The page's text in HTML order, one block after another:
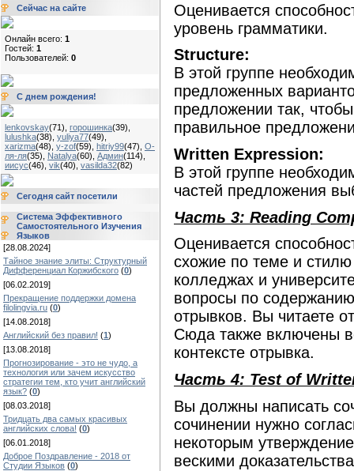
Сейчас на сайте
Онлайн всего: 1
Гостей: 1
Пользователей: 0
С днем рождения!
lenkovskay(71) горошинка(39)
lulushka(38) yuliya77(49)
xarizma(48) y-zof(59) hitriy99(47) О-
ля-ля(35) Natalya(60) Админ(114)
иисус(46) vik(40) vasilda32(82)
Сегодня сайт посетили
Система Эффективного
Самостоятельного Изучения
Языков
[28.08.2024]
Тайное знание элиты: Структурный
Дифференциал Коржибского (0)
[06.02.2019]
Прекращение поддержки домена
filolingvia.ru (0)
[14.08.2018]
Английский без правил! (1)
[13.08.2018]
Прогнозирование - это не чудо, а
технология или зачем искусство
стратегии тем, кто учит английский
язык? (0)
[08.03.2018]
Тридцать два самых красивых
английских слова! (0)
[06.01.2018]
Доброе Поздравление - 2018 от
Студии Языков (0)
Оценивается
уровень грамматики.
Structure:
В этой группе
предложенных
предложении так,
правильное
Written Expression:
В этой группе
частей предложения
Часть 3: Reading
Оценивается
схожие по теме и
колледжах и
вопросы по
отрывков. Вы читаете
Сюда также включены
контексте отрывка.
Часть 4: Test of
Вы должны написать
сочинении нужно
некоторым
вескими